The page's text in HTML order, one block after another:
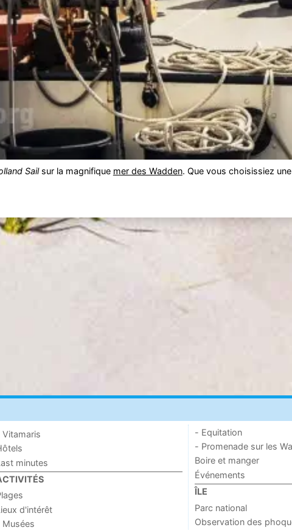
Sailsur la magnifique mer des Wadden. Que vous choisissiez
Vitamaris
minutes
d'intérêt
Musées
- Equitation
- Promenade sur les
Boire et manger
Événements
ÎLE
Parc national
Observation des